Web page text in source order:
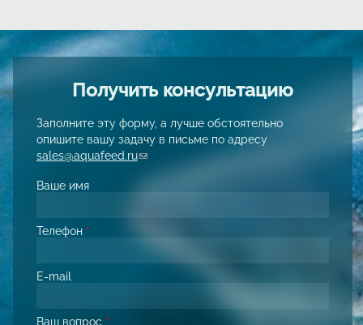
Получить консультацию
Заполните эту форму, а лучше обстоятельно
опишите вашу задачу в письме по адресу
sales@aquafeed.ru(link sends e-mail)
Ваше имя
Телефон *
E-mail
Ваш вопрос *